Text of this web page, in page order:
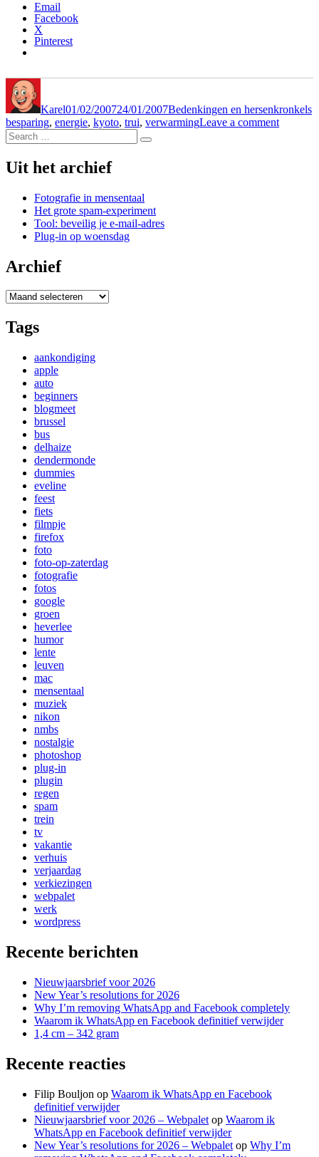
Email
Facebook
X
Pinterest
Karel01/02/200724/01/2007Bedenkingen en hersenkronkels
besparing, energie, kyoto, trui, verwarmingLeave a commenton
Search
for:
Search
Uit het archief
Fotografie in mensentaal
Het grote spam-experiment
Tool: beveilig je e-mail-adres
Plug-in op woensdag
Archief
Archief
Tags
aankondiging
apple
auto
beginners
blogmeet
brussel
bus
delhaize
dendermonde
dummies
eveline
feest
fiets
filmpje
firefox
foto
foto-op-zaterdag
fotografie
fotos
google
groen
heverlee
humor
lente
leuven
mac
mensentaal
muziek
nikon
nmbs
nostalgie
photoshop
plug-in
plugin
regen
spam
trein
tv
vakantie
verhuis
verjaardag
verkiezingen
webpalet
werk
wordpress
Recente berichten
Nieuwjaarsbrief voor 2026
New Year’s resolutions for 2026
Why I’m removing WhatsApp and Facebook completely
Waarom ik WhatsApp en Facebook definitief verwijder
1,4 cm – 342 gram
Recente reacties
Filip Bouljon op Waarom ik WhatsApp en Facebook
definitief verwijder
Nieuwjaarsbrief voor 2026 – Webpalet op Waarom ik
WhatsApp en Facebook definitief verwijder
New Year’s resolutions for 2026 – Webpalet op Why I’m